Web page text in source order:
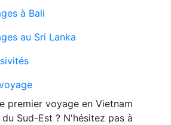
à Bali
au Sri Lanka
premier voyage en Vietnam
Sud-Est ? N'hésitez pas à